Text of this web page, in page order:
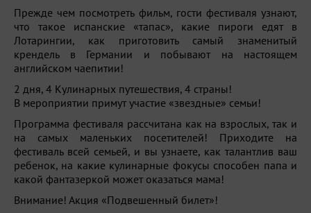
Прежде чем посмотреть фильм, гости фестиваля узнают,
что такое испанские «тапас», какие пироги едят в
Лотарингии, как приготовить самый знаменитый
крендель в Германии и побывают на настоящем
английском чаепитии!
2 дня, 4 Кулинарных путешествия, 4 страны!
В мероприятии примут участие «звездные» семьи!
Программа фестиваля рассчитана как на взрослых, так и
на самых маленьких посетителей! Приходите на
фестиваль всей семьей, и вы узнаете, как талантлив ваш
ребенок, на какие кулинарные фокусы способен папа и
какой фантазеркой может оказаться мама!
Внимание! Акция «Подвешенный билет»!